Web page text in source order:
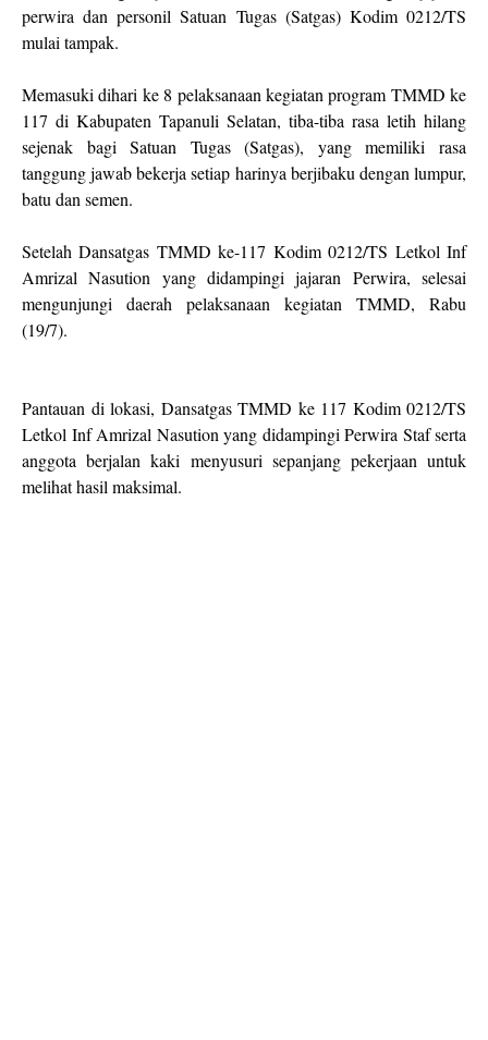
perwira dan personil Satuan Tugas (Satgas) Kodim 0212/TS
mulai tampak.
Memasuki dihari ke 8 pelaksanaan kegiatan program TMMD ke
117 di Kabupaten Tapanuli Selatan, tiba-tiba rasa letih hilang
sejenak bagi Satuan Tugas (Satgas), yang memiliki rasa
tanggung jawab bekerja setiap harinya berjibaku dengan lumpur,
batu dan semen.
Setelah Dansatgas TMMD ke-117 Kodim 0212/TS Letkol Inf
Amrizal Nasution yang didampingi jajaran Perwira, selesai
mengunjungi daerah pelaksanaan kegiatan TMMD, Rabu
(19/7).
Pantauan di lokasi, Dansatgas TMMD ke 117 Kodim 0212/TS
Letkol Inf Amrizal Nasution yang didampingi Perwira Staf serta
anggota berjalan kaki menyusuri sepanjang pekerjaan untuk
melihat hasil maksimal.